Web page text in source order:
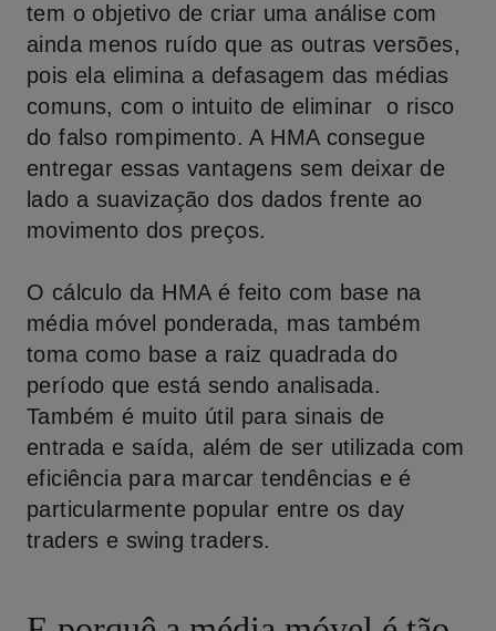
tem o objetivo de criar uma análise com
ainda menos ruído que as outras versões,
pois ela elimina a defasagem das médias
comuns, com o intuito de eliminar o risco
do falso rompimento. A HMA consegue
entregar essas vantagens sem deixar de
lado a suavização dos dados frente ao
movimento dos preços.
O cálculo da HMA é feito com base na
média móvel ponderada, mas também
toma como base a raiz quadrada do
período que está sendo analisada.
Também é muito útil para sinais de
entrada e saída, além de ser utilizada com
eficiência para marcar tendências e é
particularmente popular entre os day
traders e swing traders.